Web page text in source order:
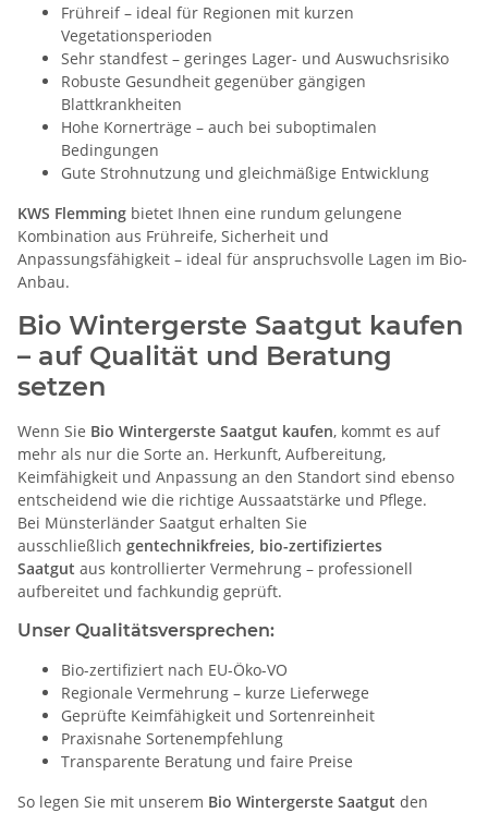
Frühreif – ideal für Regionen mit kurzen
Vegetationsperioden
Sehr standfest – geringes Lager- und Auswuchsrisiko
Robuste Gesundheit gegenüber gängigen
Blattkrankheiten
Hohe Kornerträge – auch bei suboptimalen
Bedingungen
Gute Strohnutzung und gleichmäßige Entwicklung
KWS Flemming bietet Ihnen eine rundum gelungene
Kombination aus Frühreife, Sicherheit und
Anpassungsfähigkeit – ideal für anspruchsvolle Lagen im Bio-
Anbau.
Bio Wintergerste Saatgut kaufen
– auf Qualität und Beratung
setzen
Wenn Sie Bio Wintergerste Saatgut kaufen, kommt es auf
mehr als nur die Sorte an. Herkunft, Aufbereitung,
Keimfähigkeit und Anpassung an den Standort sind ebenso
entscheidend wie die richtige Aussaatstärke und Pflege.
Bei Münsterländer Saatgut erhalten Sie
ausschließlich gentechnikfreies, bio-zertifiziertes
Saatgut aus kontrollierter Vermehrung – professionell
aufbereitet und fachkundig geprüft.
Unser Qualitätsversprechen:
Bio-zertifiziert nach EU-Öko-VO
Regionale Vermehrung – kurze Lieferwege
Geprüfte Keimfähigkeit und Sortenreinheit
Praxisnahe Sortenempfehlung
Transparente Beratung und faire Preise
So legen Sie mit unserem Bio Wintergerste Saatgut den